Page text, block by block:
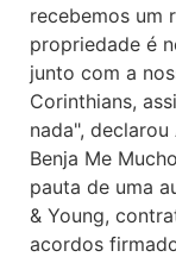
recebemos um
propriedade é
junto com a
Corinthians,
nada",
Benja Me
pauta de uma
& Young,
acordos